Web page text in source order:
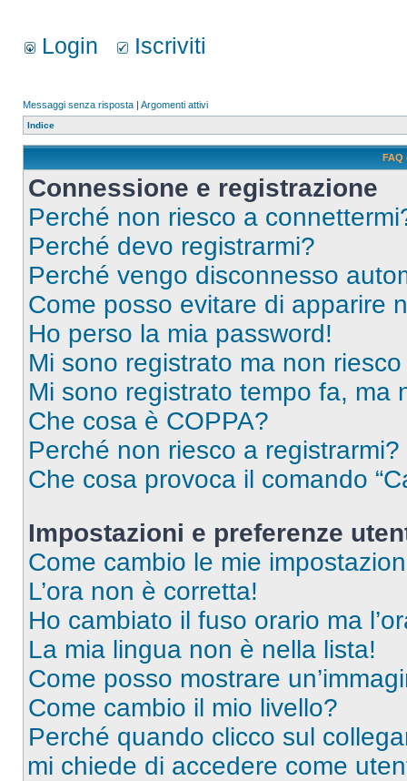
Login Iscriviti
Messaggi senza risposta | Argomenti attivi
Indice
FAQ
Connessione e registrazione
Perché non riesco a
Perché devo registrarmi?
Perché vengo disconnesso
Come posso evitare di apparire
Ho perso la mia password!
Mi sono registrato ma non
Mi sono registrato tempo fa, ma
Che cosa è COPPA?
Perché non riesco a registrarmi?
Che cosa provoca il comando
Impostazioni e preferenze
Come cambio le mie
L’ora non è corretta!
Ho cambiato il fuso orario ma
La mia lingua non è nella lista!
Come posso mostrare
Come cambio il mio livello?
Perché quando clicco sul
mi chiede di accedere come